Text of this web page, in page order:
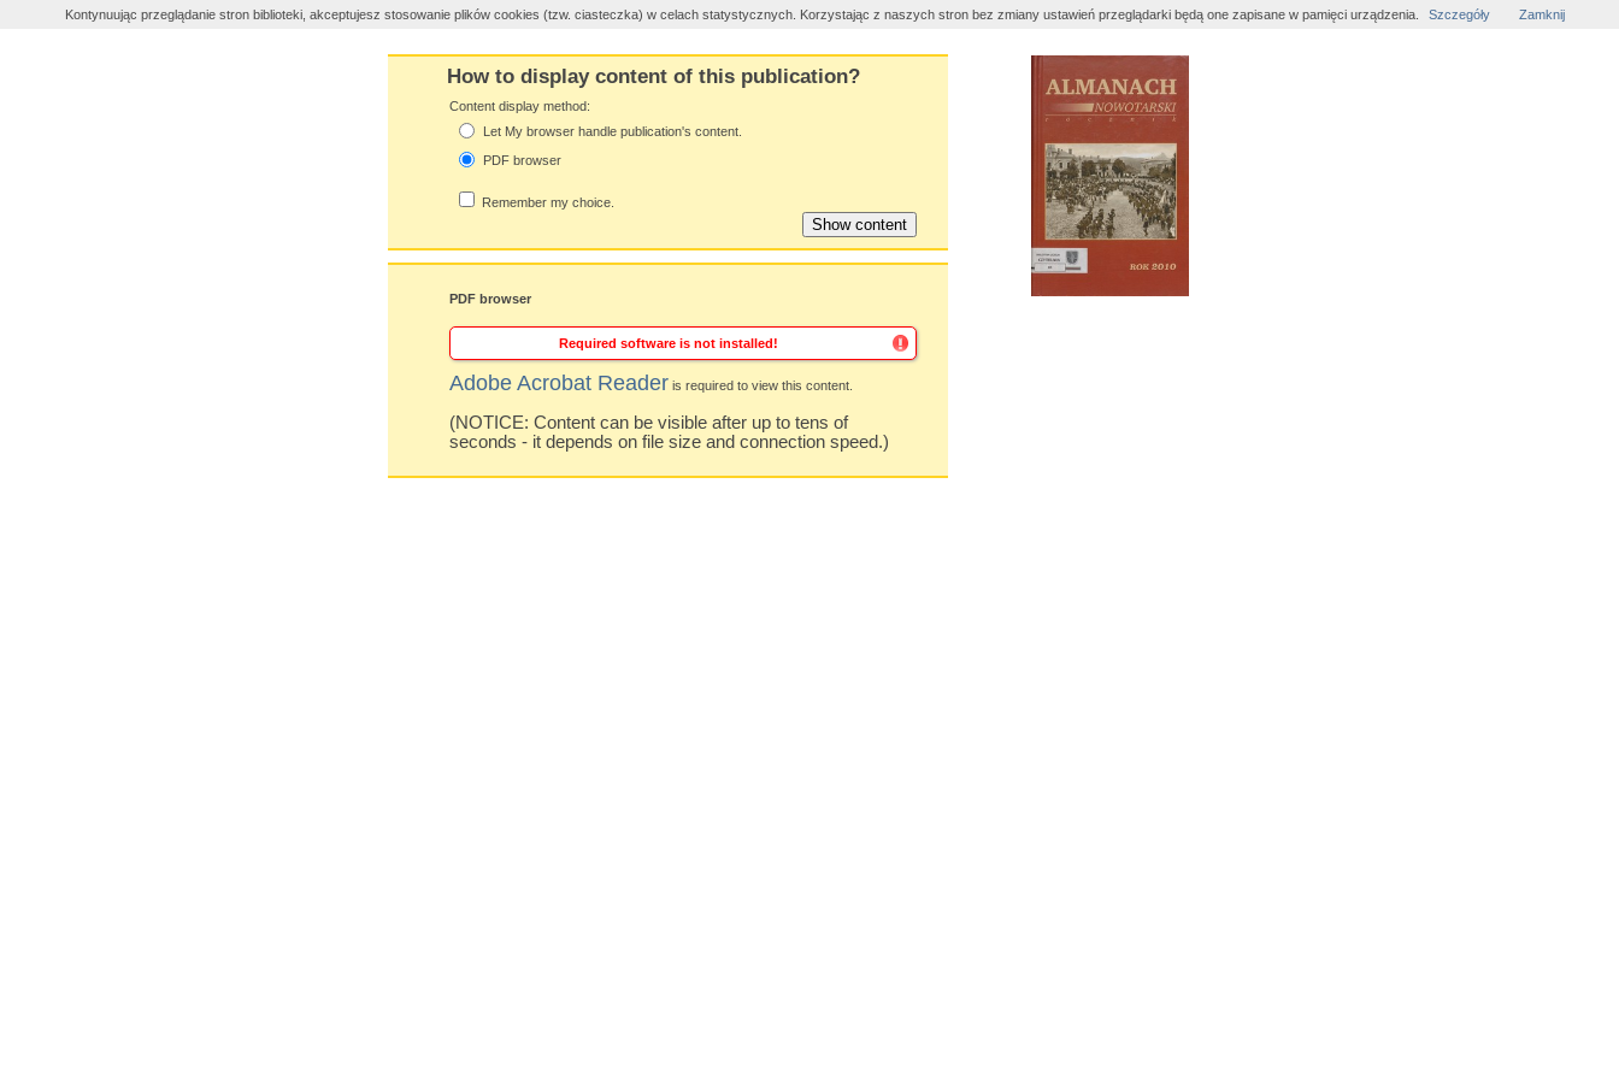
How to display content of this publication?
Content display method:
Let My browser handle publication's content.
PDF browser
Remember my choice.
PDF browser
Required software is not installed!
Adobe Acrobat Reader is required to view this content.
(NOTICE: Content can be visible after up to tens of
seconds - it depends on file size and connection speed.)
Kontynuując przeglądanie stron biblioteki, akceptujesz stosowanie plików cookies (tzw. ciasteczka) w celach statystycznych. Korzystając z naszych stron bez zmiany ustawień przeglądarki będą one zapisane w pamięci urządzenia. Szczegóły Zamknij